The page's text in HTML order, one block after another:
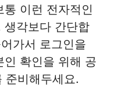
이런 전자적인
생각보다 간단합
가서 로그인을
확인을 위해 공
준비해두세요.